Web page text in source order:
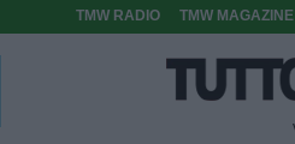
TMW RADIO TMW MAGAZINE